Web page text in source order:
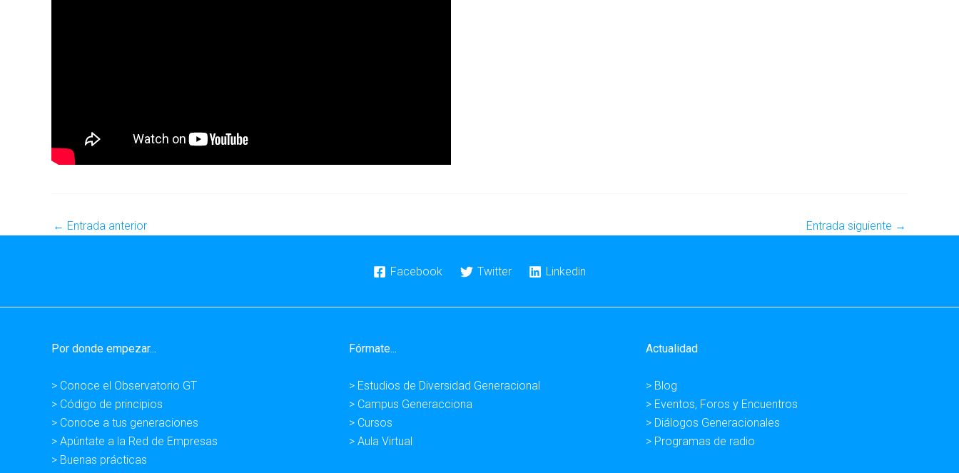
← Entrada anterior Entrada siguiente →
Facebook Twitter Linkedin
Por donde empezar...
> Conoce el Observatorio GT
> Código de principios
> Conoce a tus generaciones
> Apúntate a la Red de Empresas
> Buenas prácticas
Fórmate...
> Estudios de Diversidad Generacional
> Campus Generacciona
> Cursos
> Aula Virtual
Actualidad
> Blog
> Eventos, Foros y Encuentros
> Diálogos Generacionales
> Programas de radio